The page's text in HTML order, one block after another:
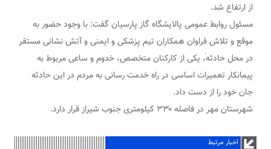
از ارتفاع شد.
مسئول روابط عمومی پالایشگاه گاز پارسیان گفت: با وجود حضور به
موقع و تلاش فراوان همکاران تیم پزشکی و ایمنی و آتش نشانی مستقر
در محل حادثه،ٰ یکی از کارکنان متخصص، خدوم و ساعی مربوط به
پیمانکار تعمیرات اساسی در راه خدمت رسانی به مردم در این حادثه
جان خود را از دست داد.
شهرستان مهر در فاصله ۳۳۰ کیلومتری جنوب شیراز قرار دارد.
اخبار مرتبط